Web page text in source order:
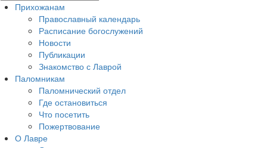
Прихожанам
Православный календарь
Расписание богослужений
Новости
Публикации
Знакомство с Лаврой
Паломникам
Паломнический отдел
Где остановиться
Что посетить
Пожертвование
О Лавре